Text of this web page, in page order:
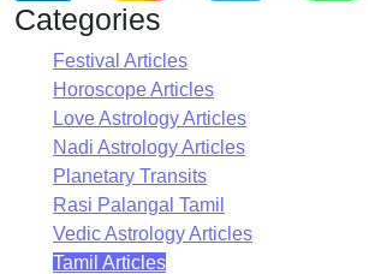
Categories
Festival Articles
Horoscope Articles
Love Astrology Articles
Nadi Astrology Articles
Planetary Transits
Rasi Palangal Tamil
Vedic Astrology Articles
Tamil Articles